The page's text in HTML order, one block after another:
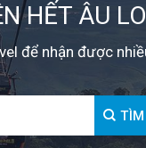
HẾT ÂU LO
để nhận được